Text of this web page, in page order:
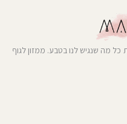
מה שנגיש לנו בטבע. ממזון לגוף